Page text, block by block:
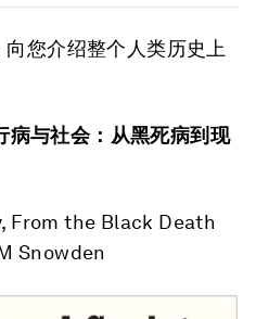
您介绍整个人类历史上
病与社会：从黑死病到现
From the Black Death
Snowden